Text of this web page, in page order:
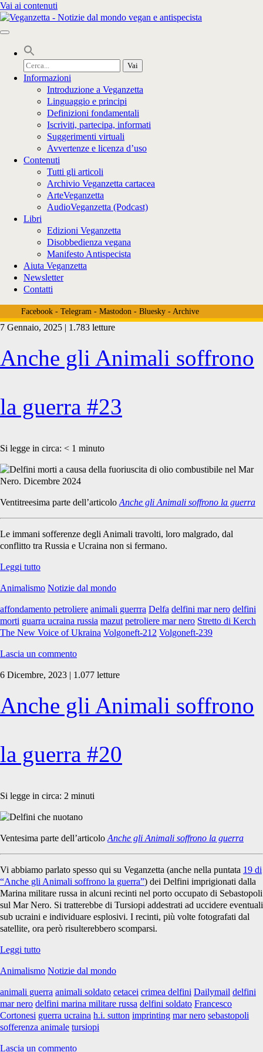
Vai ai contenuti
Cerca
per:
Informazioni
Introduzione a Veganzetta
Linguaggio e principi
Definizioni fondamentali
Iscriviti, partecipa, informati
Suggerimenti virtuali
Avvertenze e licenza d’uso
Contenuti
Tutti gli articoli
Archivio Veganzetta cartacea
ArteVeganzetta
AudioVeganzetta (Podcast)
Libri
Edizioni Veganzetta
Disobbedienza vegana
Manifesto Antispecista
Aiuta Veganzetta
Newsletter
Contatti
Facebook- Telegram- Mastodon- Bluesky- Archive
Tag:
<span>delfini
mar
nero</span>
7 Gennaio, 2025 | 1.783 letture
Anche gli Animali soffrono
la guerra #23
Si legge in circa: < 1 minuto
Ventitreesima parte dell’articolo Anche gli Animali soffrono la guerra
Le immani sofferenze degli Animali travolti, loro malgrado, dal
conflitto tra Russia e Ucraina non si fermano.
Leggi tuttoAnche
Animali
la
guerra
#23
Animalismo Notizie dal mondo
affondamento petroliere animali guerrra Delfa delfini mar nero delfini
morti guarra ucraina russia mazut petroliere mar nero Stretto di Kerch
The New Voice of Ukraina Volgoneft-212 Volgoneft-239
Lascia un commento
6 Dicembre, 2023 | 1.077 letture
Anche gli Animali soffrono
la guerra #20
Si legge in circa: 2 minuti
Ventesima parte dell’articolo Anche gli Animali soffrono la guerra
Vi abbiamo parlato spesso qui su Veganzetta (anche nella puntata 19 di
“Anche gli Animali soffrono la guerra”) dei Delfini imprigionati dalla
Marina militare russa in alcuni recinti nel porto occupato di Sebastopoli
sul Mar Nero. Si tratterebbe di Tursiopi addestrati ad uccidere eventuali
sub ucraini e individuare esplosivi. I recinti, più volte fotografati dal
satellite, ora però risulterebbero scomparsi.
Leggi tuttoAnche
Animali
la
guerra
#20
Animalismo Notizie dal mondo
animali guerra animali soldato cetacei crimea delfini Dailymail delfini
mar nero delfini marina militare russa delfini soldato Francesco
Cortonesi guerra ucraina h.i. sutton imprinting mar nero sebastopoli
sofferenza animale tursiopi
Lascia un commento